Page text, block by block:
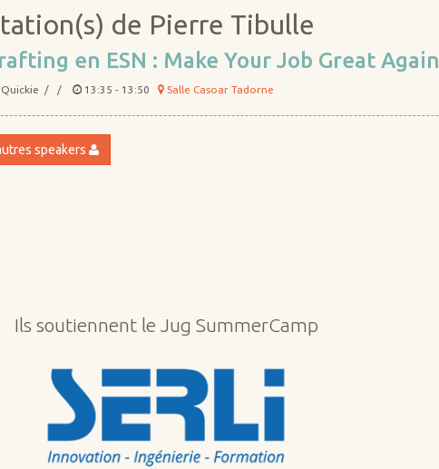
de Pierre Tibulle
en ESN : Make Your Job Great Again
Quickie / / 13:35 - 13:50 Salle Casoar Tadorne
speakers
Ils soutiennent le Jug SummerCamp